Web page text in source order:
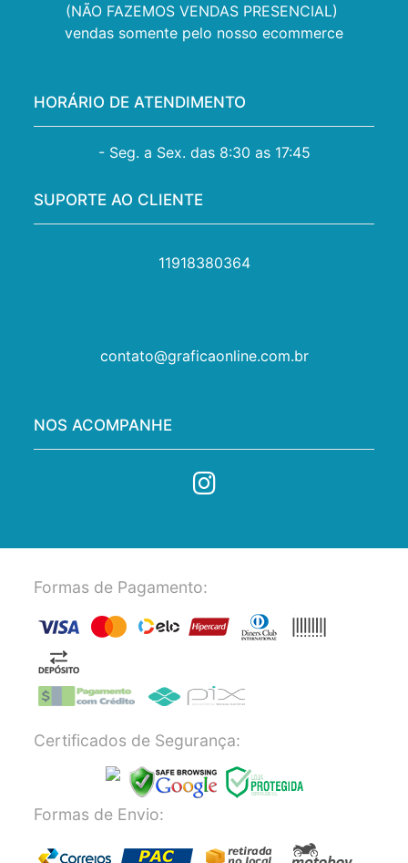
(NÃO FAZEMOS VENDAS PRESENCIAL)
vendas somente pelo nosso ecommerce
HORÁRIO DE ATENDIMENTO
- Seg. a Sex. das 8:30 as 17:45
SUPORTE AO CLIENTE
11918380364
contato@graficaonline.com.br
NOS ACOMPANHE
Formas de Pagamento:
Certificados de Segurança:
Formas de Envio: